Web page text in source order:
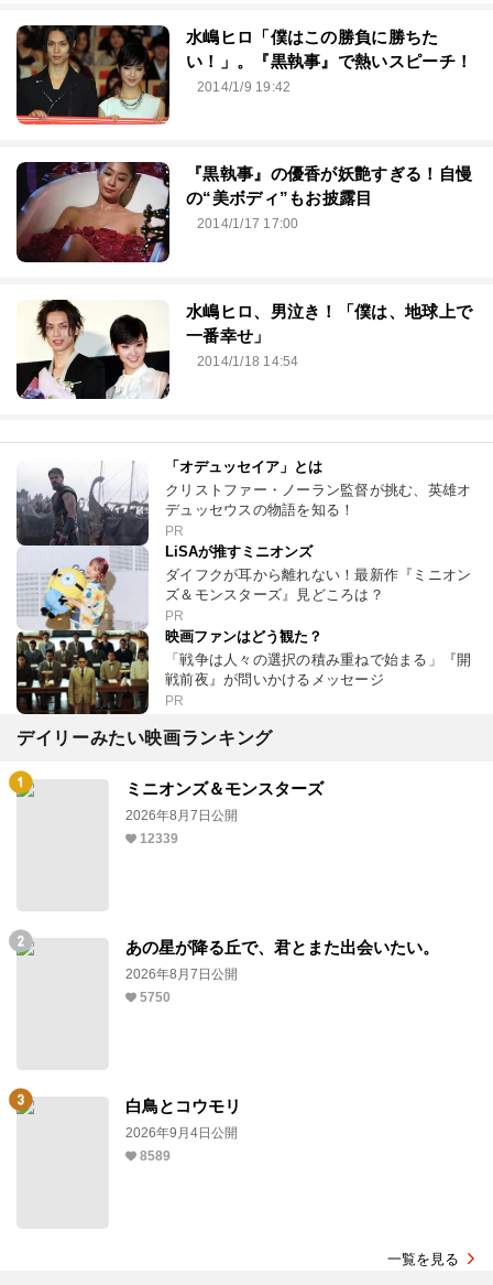
水嶋ヒロ「僕はこの勝負に勝ちた
い！」。『黒執事』で熱いスピーチ！
2014/1/9 19:42
『黒執事』の優香が妖艶すぎる！自慢
の“美ボディ”もお披露目
2014/1/17 17:00
水嶋ヒロ、男泣き！「僕は、地球上で
一番幸せ」
2014/1/18 14:54
「オデュッセイア」とは
クリストファー・ノーラン監督が挑む、英雄オ
デュッセウスの物語を知る！
PR
LiSAが推すミニオンズ
ダイフクが耳から離れない！最新作『ミニオン
ズ＆モンスターズ』見どころは？
PR
映画ファンはどう観た？
「戦争は人々の選択の積み重ねで始まる」『開
戦前夜』が問いかけるメッセージ
PR
デイリーみたい映画ランキング
ミニオンズ＆モンスターズ
2026年8月7日公開
12339
あの星が降る丘で、君とまた出会いたい。
2026年8月7日公開
5750
白鳥とコウモリ
2026年9月4日公開
8589
一覧を見る